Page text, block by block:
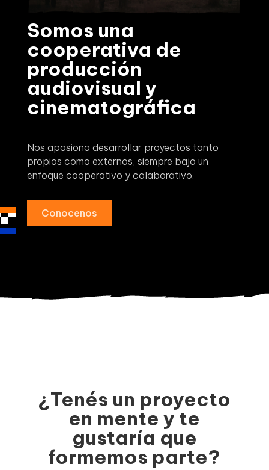
Somos una
cooperativa de
producción
audiovisual y
cinematográfica
Nos apasiona desarrollar proyectos tanto
propios como externos, siempre bajo un
enfoque cooperativo y colaborativo.
Conocenos
¿Tenés un proyecto
en mente y te
gustaría que
formemos parte?